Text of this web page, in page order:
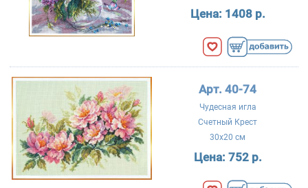
Цена: 1408 р.
Арт. 40-74
Чудесная игла
Счетный Крест
30x20 см
Цена: 752 р.